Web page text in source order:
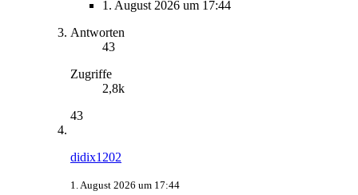
1. August 2026 um 17:44
Antworten
43
Zugriffe
2,8k
43
didix1202
1. August 2026 um 17:44